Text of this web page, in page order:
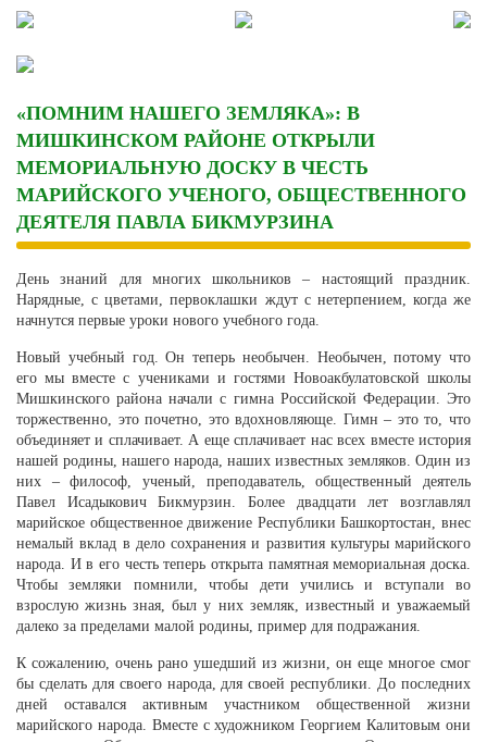
Skip
content
«ПОМНИМ НАШЕГО ЗЕМЛЯКА»: В
МИШКИНСКОМ РАЙОНЕ ОТКРЫЛИ
МЕМОРИАЛЬНУЮ ДОСКУ В ЧЕСТЬ
МАРИЙСКОГО УЧЕНОГО, ОБЩЕСТВЕННОГО
ДЕЯТЕЛЯ ПАВЛА БИКМУРЗИНА
День знаний для многих школьников – настоящий праздник.
Нарядные, с цветами, первоклашки ждут с нетерпением, когда же
начнутся первые уроки нового учебного года.
Новый учебный год. Он теперь необычен. Необычен, потому что
его мы вместе с учениками и гостями Новоакбулатовской школы
Мишкинского района начали с гимна Российской Федерации. Это
торжественно, это почетно, это вдохновляюще. Гимн – это то, что
объединяет и сплачивает. А еще сплачивает нас всех вместе история
нашей родины, нашего народа, наших известных земляков. Один из
них – философ, ученый, преподаватель, общественный деятель
Павел Исадыкович Бикмурзин. Более двадцати лет возглавлял
марийское общественное движение Республики Башкортостан, внес
немалый вклад в дело сохранения и развития культуры марийского
народа. И в его честь теперь открыта памятная мемориальная доска.
Чтобы земляки помнили, чтобы дети учились и вступали во
взрослую жизнь зная, был у них земляк, известный и уважаемый
далеко за пределами малой родины, пример для подражания.
К сожалению, очень рано ушедший из жизни, он еще многое смог
бы сделать для своего народа, для своей республики. До последних
дней оставался активным участником общественной жизни
марийского народа. Вместе с художником Георгием Калитовым они